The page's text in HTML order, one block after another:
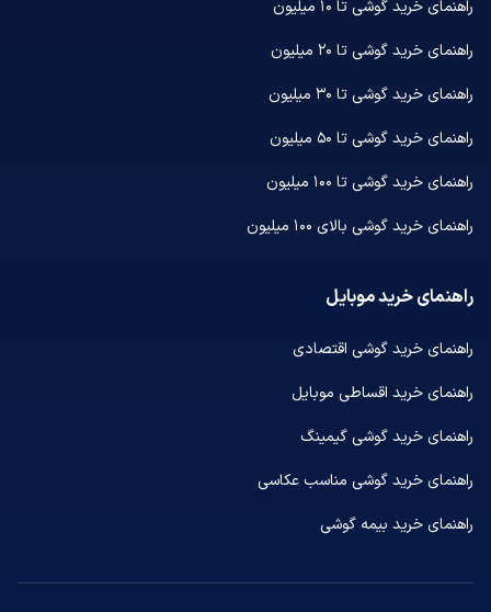
راهنمای خرید گوشی تا ۱۰ میلیون
راهنمای خرید گوشی تا ۲۰ میلیون
راهنمای خرید گوشی تا ۳۰ میلیون
راهنمای خرید گوشی تا ۵۰ میلیون
راهنمای خرید گوشی تا ۱۰۰ میلیون
راهنمای خرید گوشی بالای ۱۰۰ میلیون
راهنمای خرید موبایل
راهنمای خرید گوشی اقتصادی
راهنمای خرید اقساطی موبایل
راهنمای خرید گوشی گیمینگ
راهنمای خرید گوشی مناسب عکاسی
راهنمای خرید بیمه گوشی